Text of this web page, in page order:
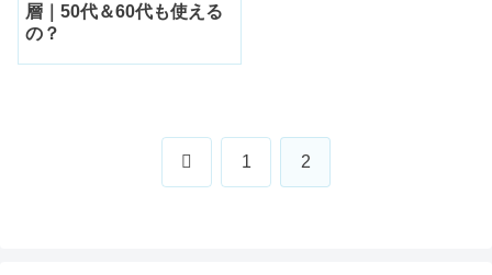
層｜50代＆60代も使える
の？
前 1 2